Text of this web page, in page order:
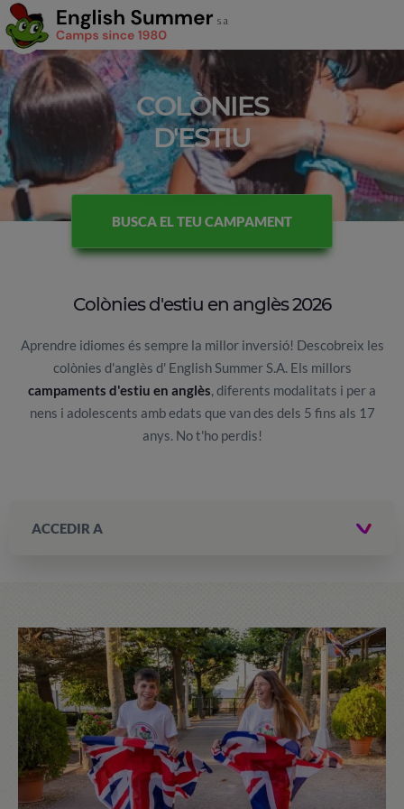
COLÒNIES
D'ESTIU
BUSCA EL TEU CAMPAMENT
Colònies d'estiu en anglès 2026
Aprendre idiomes és sempre la millor inversió! Descobreix les
colònies d'anglès d' English Summer S.A. Els millors
campaments d'estiu en anglès, diferents modalitats i per a
nens i adolescents amb edats que van des dels 5 fins als 17
anys. No t'ho perdis!
ACCEDIR A